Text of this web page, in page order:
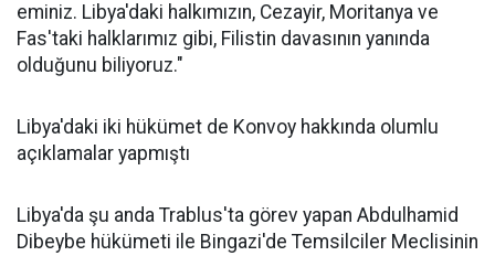
eminiz. Libya'daki halkımızın, Cezayir, Moritanya ve
Fas'taki halklarımız gibi, Filistin davasının yanında
olduğunu biliyoruz."
Libya'daki iki hükümet de Konvoy hakkında olumlu
açıklamalar yapmıştı
Libya'da şu anda Trablus'ta görev yapan Abdulhamid
Dibeybe hükümeti ile Bingazi'de Temsilciler Meclisinin